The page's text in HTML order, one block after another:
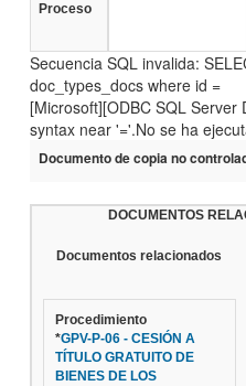
Proceso
Secuencia SQL invalida:
doc_types_docs where id =
[Microsoft][ODBC SQL
syntax near '='.No se ha
Documento de copia no
DOCUMENTOS
Documentos relacionados
Procedimiento
*GPV-P-06 - CESIÓN A
TÍTULO GRATUITO DE
BIENES DE LOS